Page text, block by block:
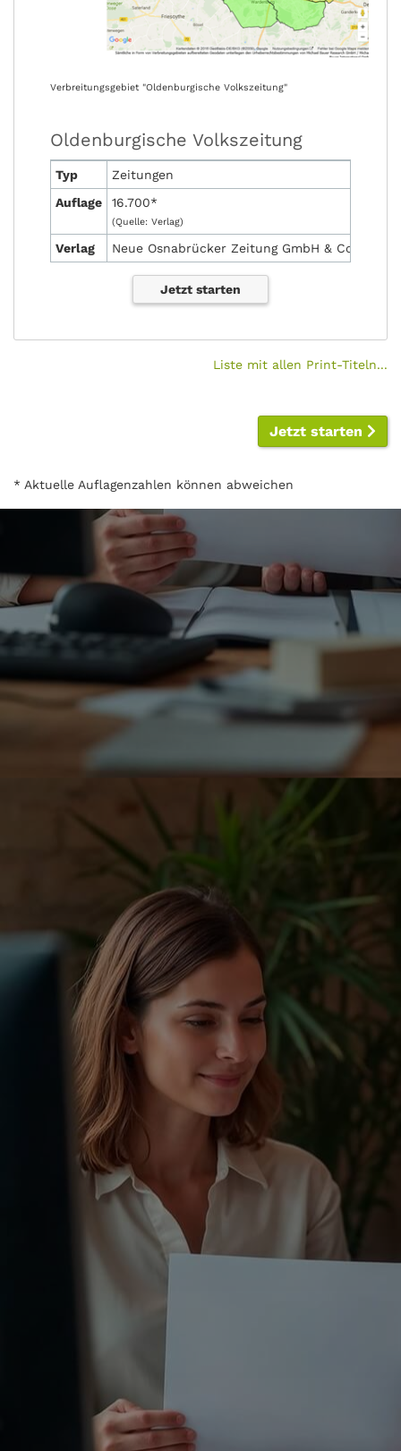
Verbreitungsgebiet "Oldenburgische Volkszeitung"
Oldenburgische Volkszeitung
Typ
Zeitungen
Auflage
16.700*
(Quelle: Verlag)
Verlag Neue Osnabrücker Zeitung GmbH & Co. KG
Jetzt starten
Liste mit allen Print-Titeln...
Jetzt starten
* Aktuelle Auflagenzahlen können abweichen